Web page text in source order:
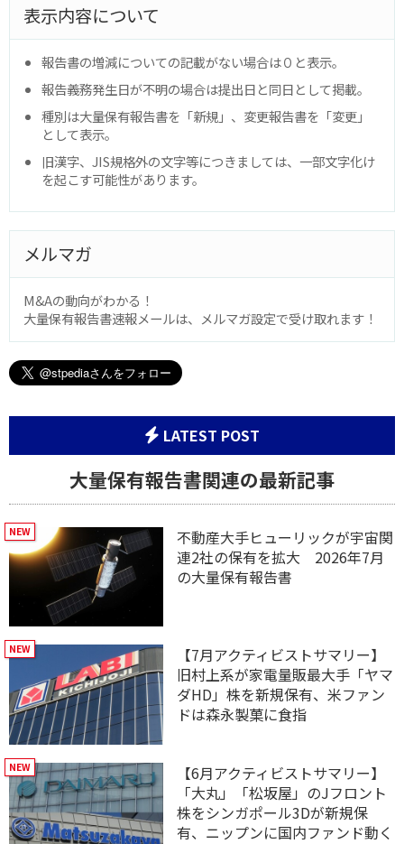
表示内容について
報告書の増減についての記載がない場合は０と表示。
報告義務発生日が不明の場合は提出日と同日として掲載。
種別は大量保有報告書を「新規」、変更報告書を「変更」
として表示。
旧漢字、JIS規格外の文字等につきましては、一部文字化け
を起こす可能性があります。
メルマガ
M&Aの動向がわかる！
大量保有報告書速報メールは、メルマガ設定で受け取れます！
LATEST POST
大量保有報告書関連の最新記事
不動産大手ヒューリックが宇宙関
連2社の保有を拡大 2026年7月
の大量保有報告書
【7月アクティビストサマリー】
旧村上系が家電量販最大手「ヤマ
ダHD」株を新規保有、米ファン
ドは森永製菓に食指
【6月アクティビストサマリー】
「大丸」「松坂屋」のJフロント
株をシンガポール3Dが新規保
有、ニップンに国内ファンド動く